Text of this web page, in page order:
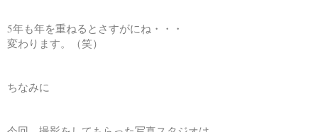
5年も年を重ねるとさすがにね・・・
変わります。（笑）
ちなみに